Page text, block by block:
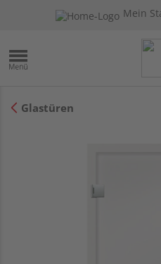
Mein
Glastüren